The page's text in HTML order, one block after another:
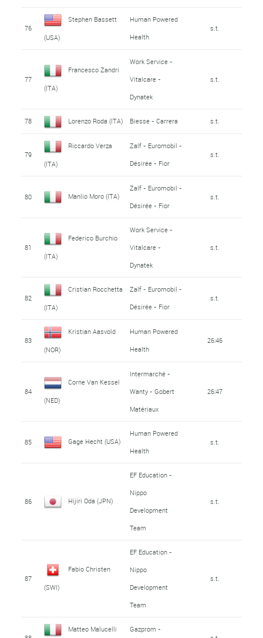
76
Stephen Bassett
(USA)
Human Powered
Health
s.t.
77
Francesco Zandri
(ITA)
Work Service -
Vitalcare -
Dynatek
s.t.
78 Lorenzo Roda (ITA) Biesse - Carrera s.t.
79
Riccardo Verza
(ITA)
Zalf - Euromobil -
Désirée - Fior
s.t.
80 Manlio Moro (ITA)
Zalf - Euromobil -
Désirée - Fior
s.t.
81
Federico Burchio
(ITA)
Work Service -
Vitalcare -
Dynatek
s.t.
82
Cristian Rocchetta
(ITA)
Zalf - Euromobil -
Désirée - Fior
s.t.
83
Kristian Aasvold
(NOR)
Human Powered
Health
26:46
84
Corne Van Kessel
(NED)
Intermarché -
Wanty - Gobert
Matériaux
26:47
85 Gage Hecht (USA)
Human Powered
Health
s.t.
86 Hijiri Oda (JPN)
EF Education -
Nippo
Development
Team
s.t.
87
Fabio Christen
(SWI)
EF Education -
Nippo
Development
Team
s.t.
Matteo Malucelli
Gazprom -